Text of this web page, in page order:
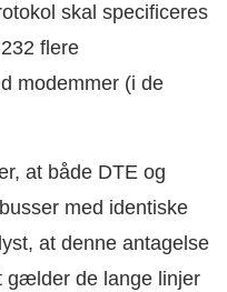
skal specificeres
flere
modemmer (i de
at både DTE og
med identiske
at denne antagelse
gælder de lange linjer